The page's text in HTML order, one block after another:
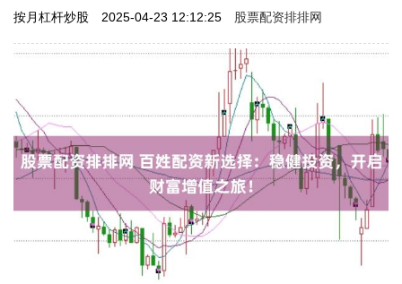
按月杠杆炒股 2025-04-23 12:12:25 股票配资排排网